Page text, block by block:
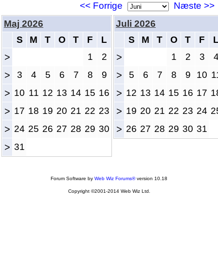
<< Forrige
Næste >>
Maj 2026
S
M T O T F L
> 1 2
> 3 4 5 6 7 8 9
> 10 11 12 13 14 15 16
> 17 18 19 20 21 22 23
> 24 25 26 27 28 29 30
> 31
Juli 2026
S
M T O T F
> 1 2 3
> 5 6 7 8 9 10
> 12 13 14 15 16 17
> 19 20 21 22 23 24
> 26 27 28 29 30 31
Forum Software by Web Wiz Forums®version 10.18
Copyright ©2001-2014 Web Wiz Ltd.